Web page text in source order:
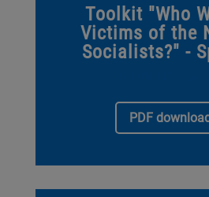
Toolkit "Who
Victims of the
Socialists?" -
PDF